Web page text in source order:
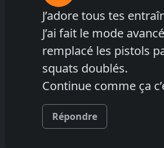
J’adore tous tes
J’ai fait le mode avancé
remplacé les pistols
squats doublés.
Continue comme ça
Répondre